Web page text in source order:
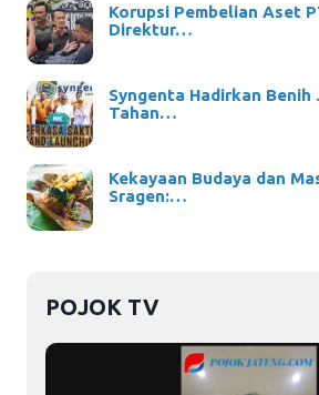
Korupsi Pembelian Aset
Direktur…
Syngenta Hadirkan Benih
Tahan…
Kekayaan Budaya dan
Sragen:…
POJOK TV